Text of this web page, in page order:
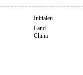
Initialen
Land
China